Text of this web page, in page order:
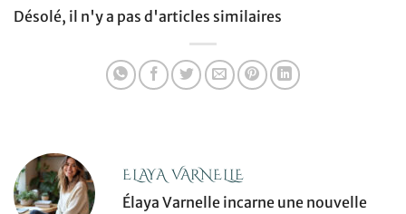
Désolé, il n'y a pas d'articles similaires
ELAYA VARNELLE
Élaya Varnelle incarne une nouvelle